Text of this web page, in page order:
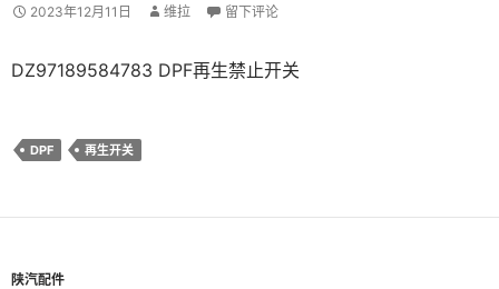
2023年12月11日 维拉 留下评论
DZ97189584783 DPF再生禁止开关
DPF 再生开关
陕汽配件